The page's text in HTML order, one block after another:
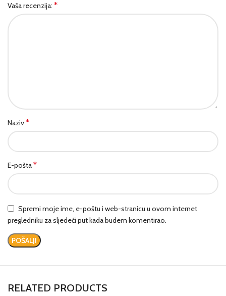
Vaša recenzija: *
Naziv*
E-pošta*
Spremi moje ime, e-poštu i web-stranicu u ovom internet
pregledniku za sljedeći put kada budem komentirao.
RELATED PRODUCTS